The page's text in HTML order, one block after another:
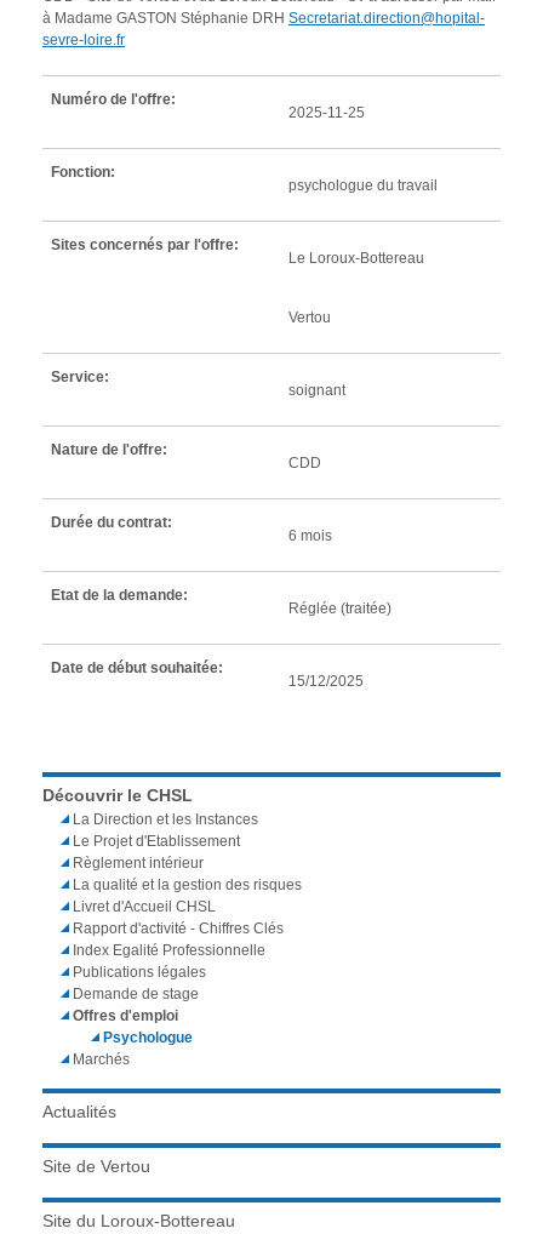
à Madame GASTON Stéphanie DRH Secretariat.direction@hopital-
sevre-loire.fr
Numéro de l'offre:
2025-11-25
Fonction:
psychologue du travail
Sites concernés par l'offre:
Le Loroux-Bottereau
Vertou
Service:
soignant
Nature de l'offre:
CDD
Durée du contrat:
6 mois
Etat de la demande:
Réglée (traitée)
Date de début souhaitée:
15/12/2025
Découvrir le CHSL
La Direction et les Instances
Le Projet d'Etablissement
Règlement intérieur
La qualité et la gestion des risques
Livret d'Accueil CHSL
Rapport d'activité - Chiffres Clés
Index Egalité Professionnelle
Publications légales
Demande de stage
Offres d'emploi
Psychologue
Marchés
Actualités
Site de Vertou
Site du Loroux-Bottereau